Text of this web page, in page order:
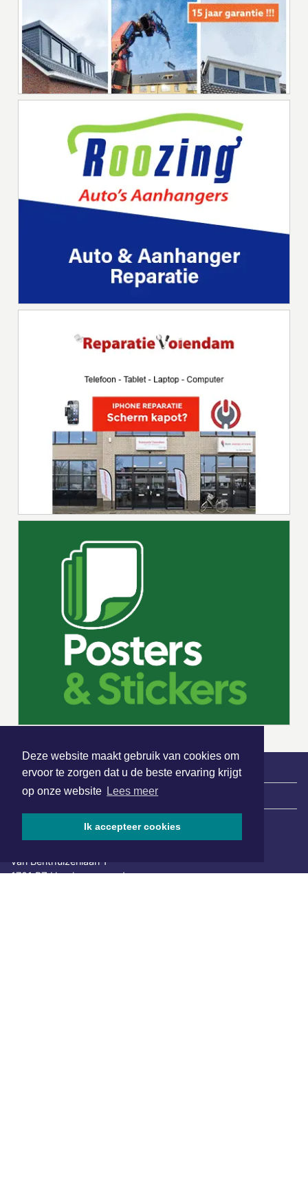
Deze website maakt gebruik van cookies om
ervoor te zorgen dat u de beste ervaring krijgt
op onze website Lees meer
Ik accepteer cookies
| Nieuws | Sport | Evenementen
van Benthuizenlaan 1
1701 BZ Heerhugowaard